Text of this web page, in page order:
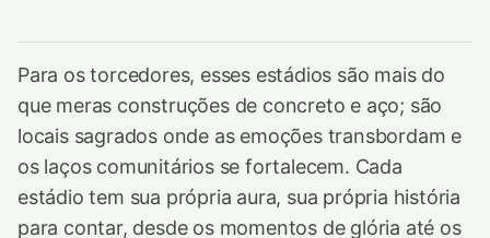
Para os torcedores, esses estádios são mais do
que meras construções de concreto e aço; são
locais sagrados onde as emoções transbordam e
os laços comunitários se fortalecem. Cada
estádio tem sua própria aura, sua própria história
para contar, desde os momentos de glória até os